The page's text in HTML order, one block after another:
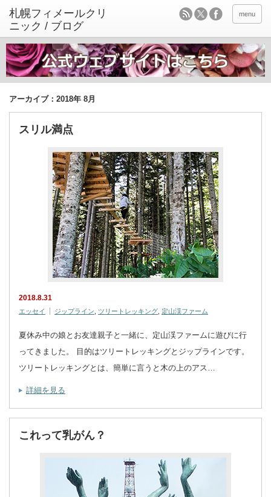
menu
アーカイブ：2018年 8月
スリル満点
2018.8.31
エッセイ ジップライン ツリートレッキング 定山渓ファーム
夏休み中の娘とお友達親子と一緒に、定山渓ファームに遊びに行
ってきました。 目的はツリートレッキングとジップラインです。
ツリートレッキングとは、簡単に言うと木の上のアス…
詳細を見る
これって乳がん？